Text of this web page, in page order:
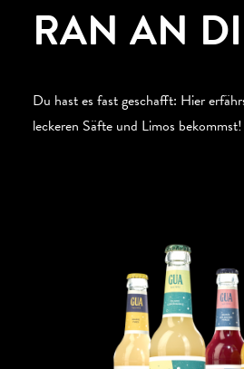
JOBS
GET GUA
RAN AN
Du hast es fast geschafft: Hier
leckeren Säfte und Limos bekommst!